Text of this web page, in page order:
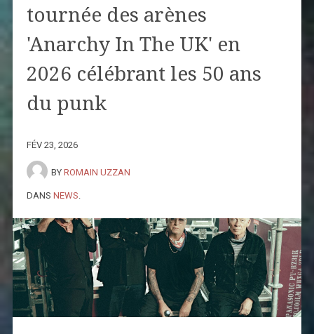
tournée des arènes
'Anarchy In The UK' en
2026 célébrant les 50 ans
du punk
FÉV 23, 2026
BY ROMAIN UZZAN
DANS NEWS